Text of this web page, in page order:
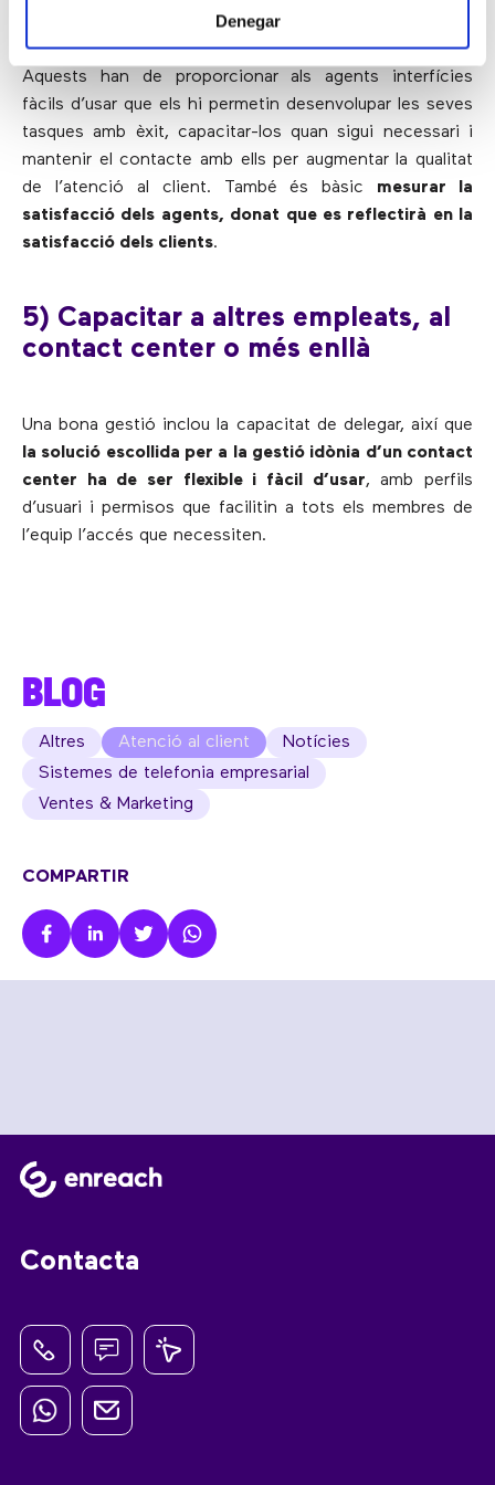
Denegar
supera el 30% és clau
desenvolupament del treball dels supervisors.
Aquests han de proporcionar als agents interfícies
fàcils d’usar que els hi permetin desenvolupar les seves
tasques amb èxit, capacitar-los quan sigui necessari i
mantenir el contacte amb ells per augmentar la qualitat
de l’atenció al client. També és bàsic mesurar la
satisfacció dels agents, donat que es reflectirà en la
satisfacció dels clients.
5) Capacitar a altres empleats, al
contact center o més enllà
Una bona gestió inclou la capacitat de delegar, així que
la solució escollida per a la gestió idònia d’un contact
center ha de ser flexible i fàcil d’usar, amb perfils
d’usuari i permisos que facilitin a tots els membres de
l’equip l’accés que necessiten.
BLOG
Altres Atenció al client
Notícies
Sistemes de telefonia empresarial
Ventes & Marketing
COMPARTIR
Contacta